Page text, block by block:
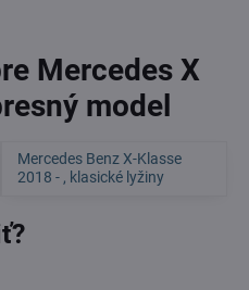
Mercedes X
model
Mercedes Benz X-Klasse
2018 - , klasické lyžiny